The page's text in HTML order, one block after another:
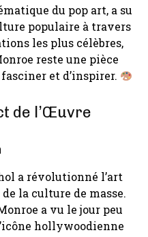
du pop art, a su
populaire à travers
les plus célèbres,
reste une pièce
et d’inspirer.
de l’Œuvre
a révolutionné l’art
la culture de masse.
a vu le jour peu
hollywoodienne